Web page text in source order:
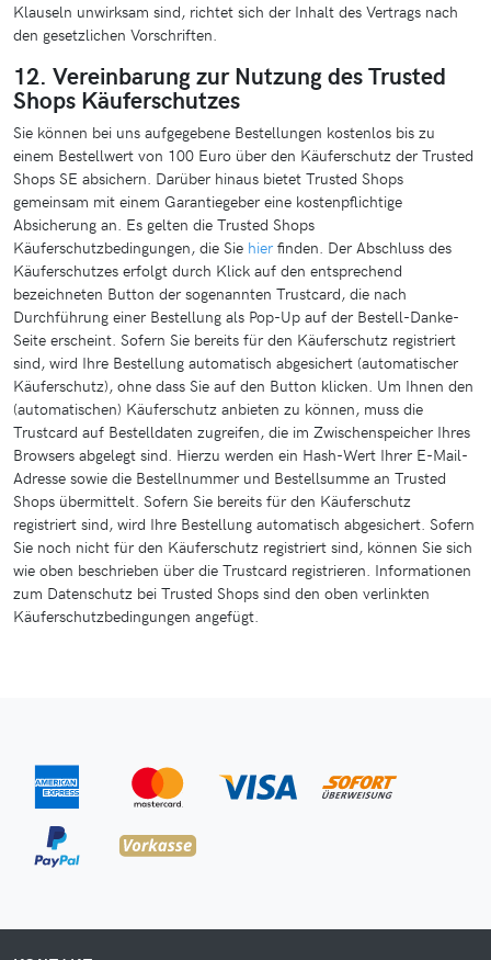
Klauseln unwirksam sind, richtet sich der Inhalt des Vertrags nach
den gesetzlichen Vorschriften.
12. Vereinbarung zur Nutzung des Trusted
Shops Käuferschutzes
Sie können bei uns aufgegebene Bestellungen kostenlos bis zu
einem Bestellwert von 100 Euro über den Käuferschutz der Trusted
Shops SE absichern. Darüber hinaus bietet Trusted Shops
gemeinsam mit einem Garantiegeber eine kostenpflichtige
Absicherung an. Es gelten die Trusted Shops
Käuferschutzbedingungen, die Sie hier finden. Der Abschluss des
Käuferschutzes erfolgt durch Klick auf den entsprechend
bezeichneten Button der sogenannten Trustcard, die nach
Durchführung einer Bestellung als Pop-Up auf der Bestell-Danke-
Seite erscheint. Sofern Sie bereits für den Käuferschutz registriert
sind, wird Ihre Bestellung automatisch abgesichert (automatischer
Käuferschutz), ohne dass Sie auf den Button klicken. Um Ihnen den
(automatischen) Käuferschutz anbieten zu können, muss die
Trustcard auf Bestelldaten zugreifen, die im Zwischenspeicher Ihres
Browsers abgelegt sind. Hierzu werden ein Hash-Wert Ihrer E-Mail-
Adresse sowie die Bestellnummer und Bestellsumme an Trusted
Shops übermittelt. Sofern Sie bereits für den Käuferschutz
registriert sind, wird Ihre Bestellung automatisch abgesichert. Sofern
Sie noch nicht für den Käuferschutz registriert sind, können Sie sich
wie oben beschrieben über die Trustcard registrieren. Informationen
zum Datenschutz bei Trusted Shops sind den oben verlinkten
Käuferschutzbedingungen angefügt.